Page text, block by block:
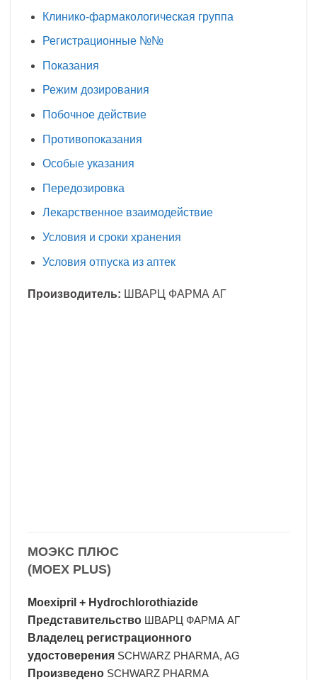
Клинико-фармакологическая группа
Регистрационные №№
Показания
Режим дозирования
Побочное действие
Противопоказания
Особые указания
Передозировка
Лекарственное взаимодействие
Условия и сроки хранения
Условия отпуска из аптек
Производитель: ШВАРЦ ФАРМА АГ
МОЭКС ПЛЮС
(MOEX PLUS)
Moexipril + Hydrochlorothiazide
Представительство ШВАРЦ ФАРМА АГ
Владелец регистрационного
удостоверения SCHWARZ PHARMA, AG
Произведено SCHWARZ PHARMA